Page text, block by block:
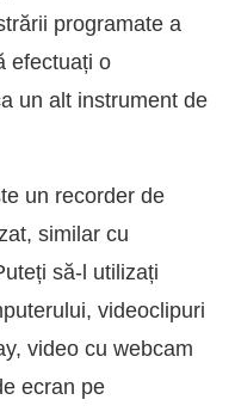
programate a
efectuați o
un alt instrument de
un recorder de
similar cu
să-l utilizați
videoclipuri
video cu webcam
ecran pe